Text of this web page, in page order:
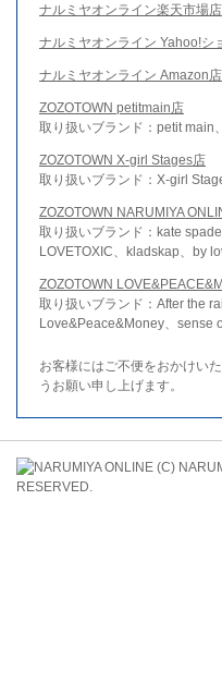
ナルミヤオンライン楽天市場店
ナルミヤオンライン Yahoo!シ
ナルミヤオンライン Amazon店
ZOZOTOWN petitmain店
取り扱いブランド：petit main
ZOZOTOWN X-girl Stages店
取り扱いブランド：X-girl
ZOZOTOWN NARUMIYA
取り扱いブランド：kate
LOVETOXIC、kladskap、by
ZOZOTOWN
取り扱いブランド：After the
Love&Peace&Money、sense
お客様にはご不便をおかけい
うお願い申し上げます。